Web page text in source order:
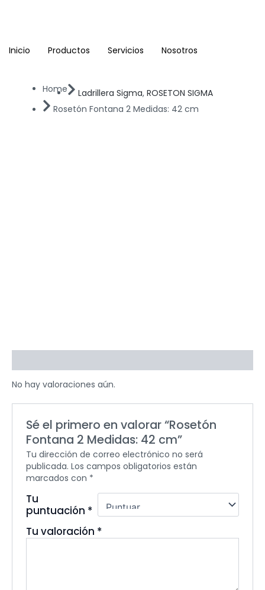
Inicio
Productos Servicios Nosotros
Home Ladrillera Sigma, ROSETON SIGMA
Rosetón Fontana 2 Medidas: 42 cm
No hay valoraciones aún.
Sé el primero en valorar “Rosetón
Fontana 2 Medidas: 42 cm”
Tu dirección de correo electrónico no será
publicada. Los campos obligatorios están
marcados con *
Tu
puntuación *
Tu valoración *